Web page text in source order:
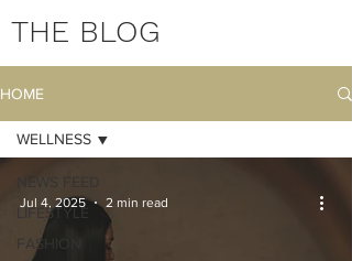
THE BLOG
HOME
LIFESTYLE
FASHION
WELLNESS
Jul 4, 2025 2 min read